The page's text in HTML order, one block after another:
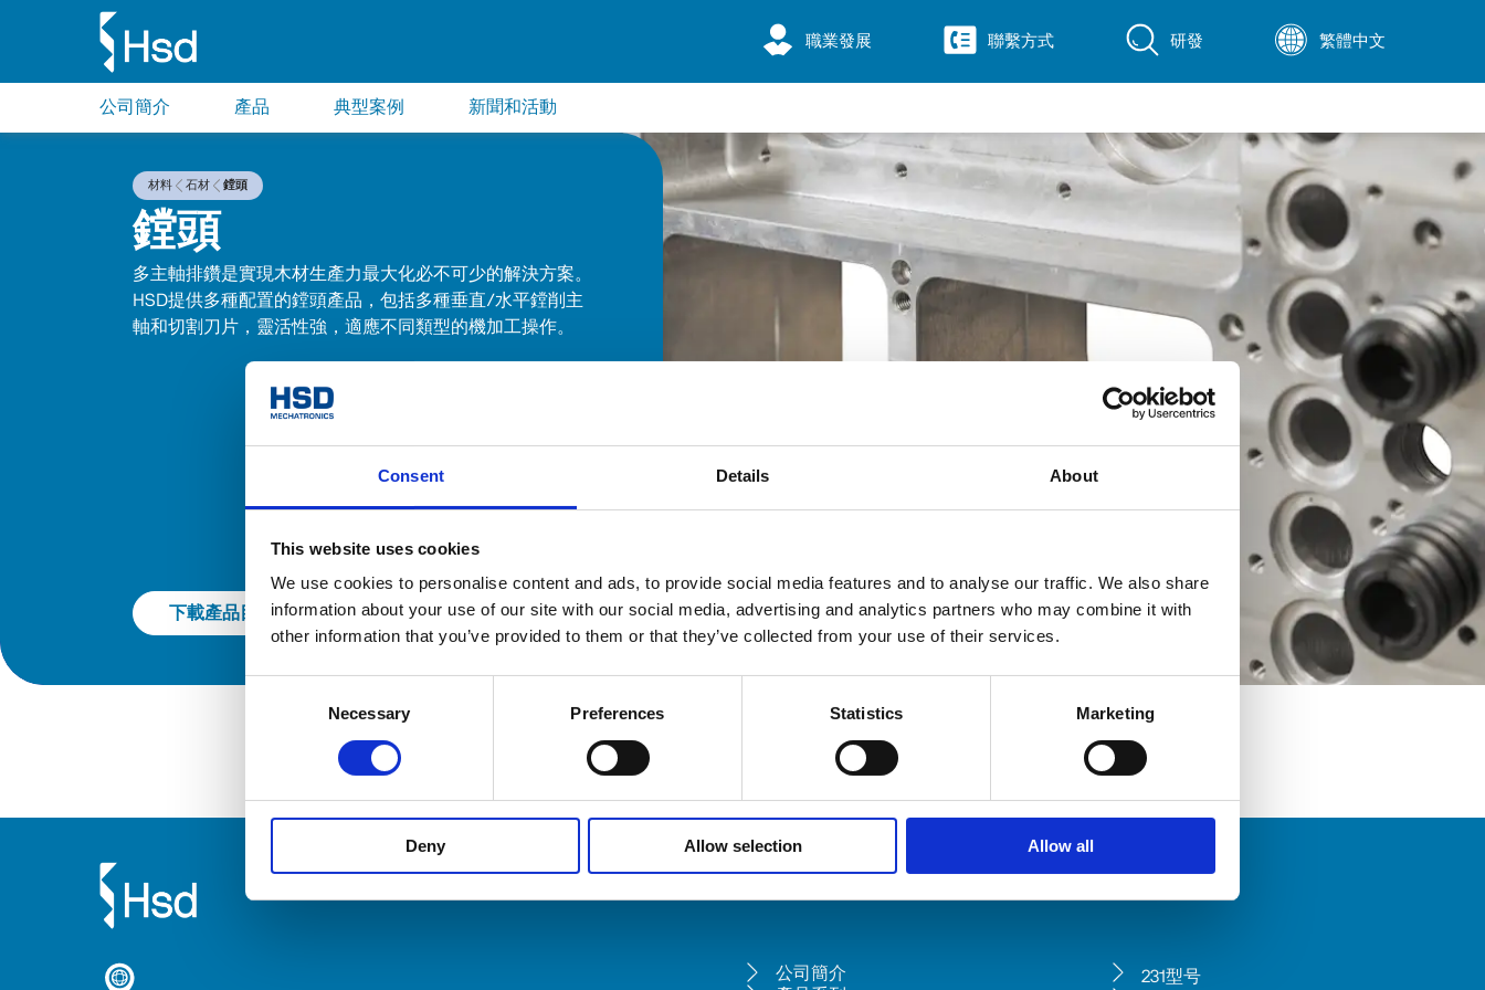
Consent Details About
This website uses cookies
We use cookies to personalise content and ads, to provide social media features and to analyse our traffic. We also share
information about your use of our site with our social media, advertising and analytics partners who may combine it with
other information that you’ve provided to them or that they’ve collected from your use of their services.
Consent
Necessary Preferences Statistics Marketing
Deny Allow selection Allow all
職業發展 聯繫方式 研發 繁體中文
公司簡介 產品 典型案例 新聞和活動
材料 石材 鏜頭
鏜頭
多主軸排鑽是實現木材生產力最大化必不可少的解決方案。
HSD提供多種配置的鏜頭產品，包括多種垂直/水平鏜削主
軸和切割刀片，靈活性強，適應不同類型的機加工操作。
下載產品目錄
公司簡介
231型号